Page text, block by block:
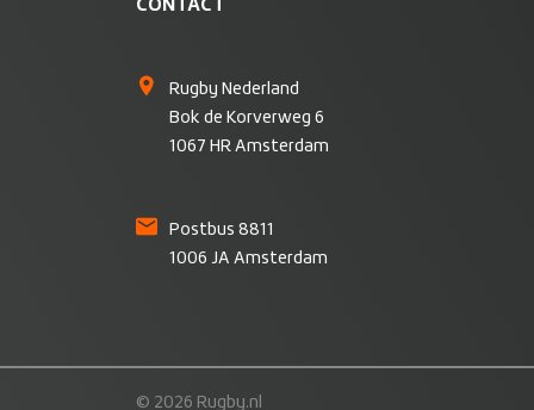
CONTACT
Rugby Nederland
Bok de Korverweg 6
1067 HR Amsterdam
Postbus 8811
1006 JA Amsterdam
© 2026 Rugby.nl